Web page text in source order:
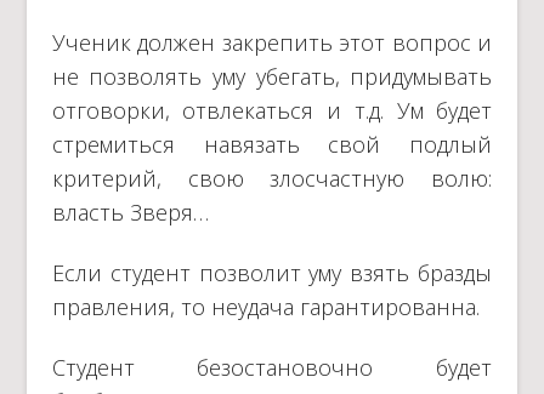
Ученик должен закрепить этот вопрос и
не позволять уму убегать, придумывать
отговорки, отвлекаться и т.д. Ум будет
стремиться навязать свой подлый
критерий, свою злосчастную волю:
власть Зверя…
Если студент позволит уму взять бразды
правления, то неудача гарантированна.
Студент безостановочно будет